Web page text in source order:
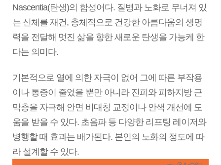
Nascentia(탄생)의 합성어다. 질병과 노화로 무너져 있
는 신체를 재건, 총체적으로 건강한 아름다움의 생명
력을 전달해 멋진 삶을 향한 새로운 탄생을 가능케 한
다는 의미다.
기본적으로 열에 의한 자극이 없어 그에 따른 부작용
이나 통증이 줄었을 뿐만 아니라 진피와 피하지방 근
막층을 자극해 안면 비대칭 교정이나 안색 개선에 도
움을 받을 수 있다. 초음파 등 다양한 리프팅 레이저와
병행할 때 효과는 배가된다. 본인의 노화의 정도에 따
라 설계할 수 있다.